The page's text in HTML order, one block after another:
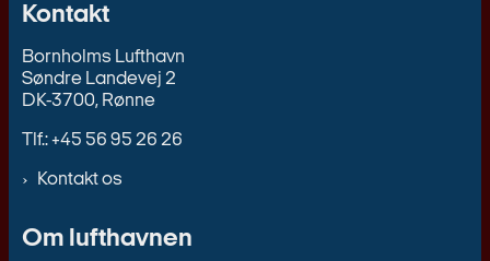
Kontakt
Bornholms Lufthavn
Søndre Landevej 2
DK-3700, Rønne
Tlf.: +45 56 95 26 26
Kontakt os
Om lufthavnen